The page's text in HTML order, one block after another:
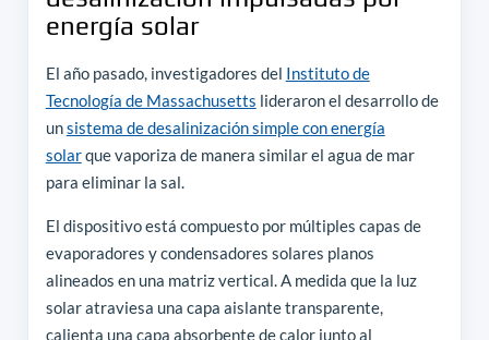
energía solar
El año pasado, investigadores del Instituto de
Tecnología de Massachusetts lideraron el desarrollo de
unsistema de desalinización simple con energía
solarque vaporiza de manera similar el agua de mar
para eliminar la sal.
El dispositivo está compuesto por múltiples capas de
evaporadores y condensadores solares planos
alineados en una matriz vertical. A medida que la luz
solar atraviesa una capa aislante transparente,
calienta una capa absorbente de calor junto al